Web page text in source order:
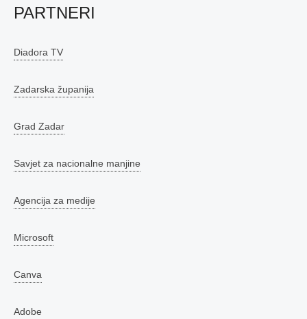
PARTNERI
Diadora TV
Zadarska županija
Grad Zadar
Savjet za nacionalne manjine
Agencija za medije
Microsoft
Canva
Adobe